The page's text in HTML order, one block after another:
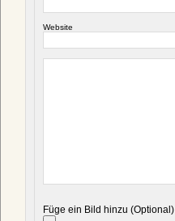
Website
Füge ein Bild hinzu (Optional)